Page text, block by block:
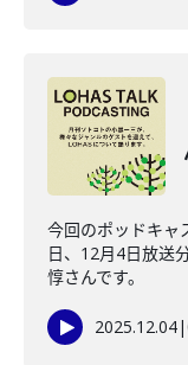
今回のポッドキャ
日、12月4日放送
惇さんです。
2025.12.04|